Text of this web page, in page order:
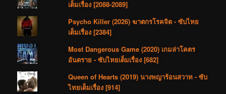
เต็มเรื่อง [2088-2089]
Psycho Killer (2026) ฆาตกรโรคจิต - ซับไทย
เต็มเรื่อง [2384]
Most Dangerous Game (2020) เกมล่าโคตร
อันตราย - ซับไทยเต็มเรื่อง [682]
Queen of Hearts (2019) นางพญาร้อนสวาท - ซับ
ไทยเต็มเรื่อง [914]